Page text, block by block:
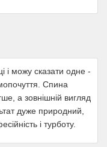
і можу сказати одне -
Спина
а зовнішній вигляд
дуже природний,
і турботу.